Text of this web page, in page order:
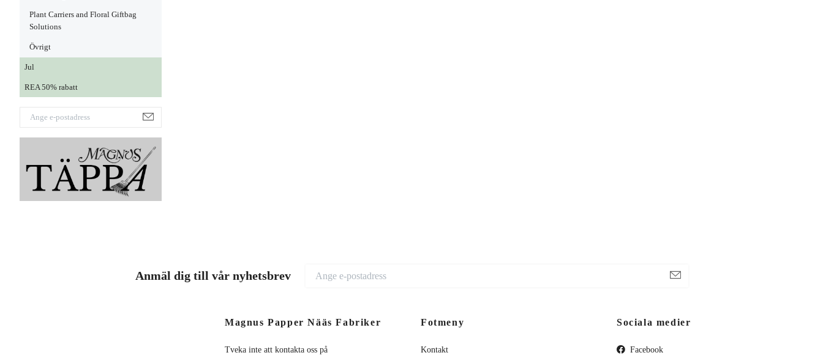
Plant Carriers and Floral Giftbag
Solutions
Övrigt
Jul
REA 50% rabatt
Anmäl dig till vår nyhetsbrev
Magnus Papper Nääs Fabriker
Tveka inte att kontakta oss på
Fotmeny
Kontakt
Sociala medier
Facebook